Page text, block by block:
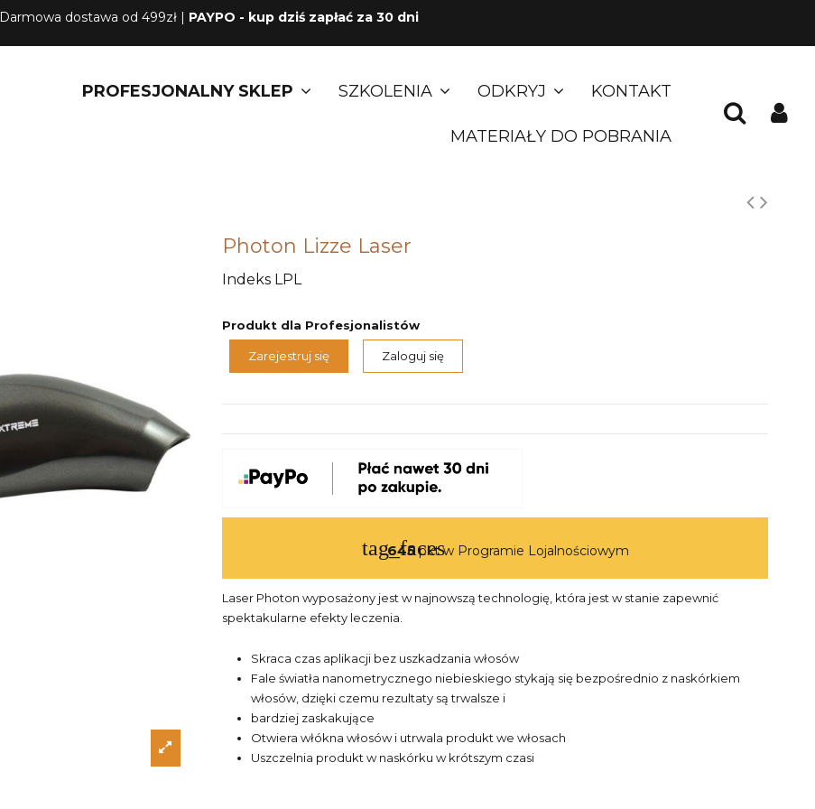
Darmowa dostawa od 499zł | PAYPO - kup dziś zapłać za 30 dni
PROFESJONALNY SKLEP SZKOLENIA ODKRYJ KONTAKT
MATERIAŁY DO POBRANIA
Photon Lizze Laser
Indeks LPL
Produkt dla Profesjonalistów
Zarejestruj się Zaloguj się
tag_faces
645pkt w Programie Lojalnościowym
Laser Photon wyposażony jest w najnowszą technologię, która jest w stanie zapewnić
spektakularne efekty leczenia.
Skraca czas aplikacji bez uszkadzania włosów
Fale światła nanometrycznego niebieskiego stykają się bezpośrednio z naskórkiem
włosów, dzięki czemu rezultaty są trwalsze i
bardziej zaskakujące
Otwiera włókna włosów i utrwala produkt we włosach
Uszczelnia produkt w naskórku w krótszym czasi